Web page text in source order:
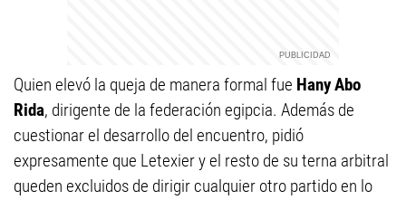
Quien elevó la queja de manera formal fue Hany Abo
Rida, dirigente de la federación egipcia. Además de
cuestionar el desarrollo del encuentro, pidió
expresamente que Letexier y el resto de su terna arbitral
queden excluidos de dirigir cualquier otro partido en lo